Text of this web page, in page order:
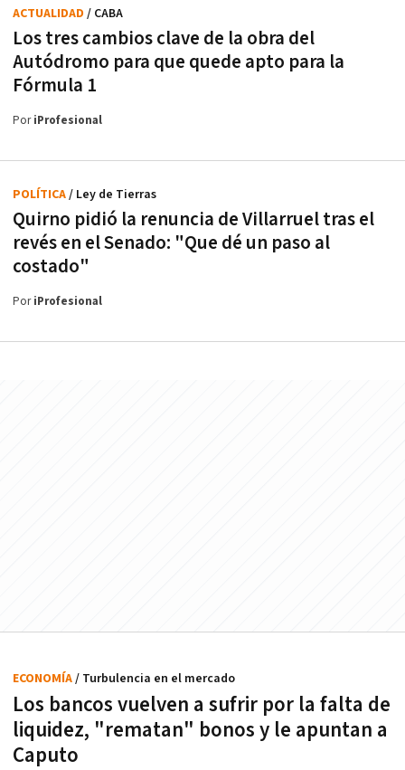
Los tres cambios clave de la obra del
Autódromo para que quede apto para la
Fórmula 1
ACTUALIDAD / CABA
PoriProfesional
Quirno pidió la renuncia de Villarruel tras el
revés en el Senado: "Que dé un paso al
costado"
POLÍTICA/ Ley de Tierras
PoriProfesional
Los bancos vuelven a sufrir por la falta de
liquidez, "rematan" bonos y le apuntan a
Caputo
ECONOMÍA/ Turbulencia en el mercado